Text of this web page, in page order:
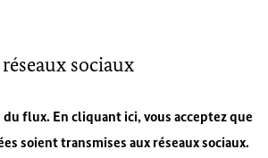
réseaux sociaux
flux. En cliquant ici, vous acceptez que
soient transmises aux réseaux sociaux.